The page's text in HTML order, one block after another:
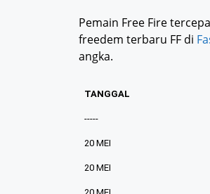
Pemain Free Fire
freedem terbaru FF di
angka.
TANGGAL
-----
20 MEI
20 MEI